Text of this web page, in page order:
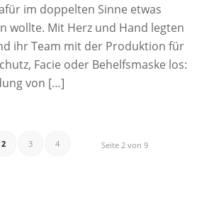
im doppelten Sinne etwas
wollte. Mit Herz und Hand legten
ihr Team mit der Produktion für
Facie oder Behelfsmaske los:
von […]
Seite 2 von 9
2 3 4